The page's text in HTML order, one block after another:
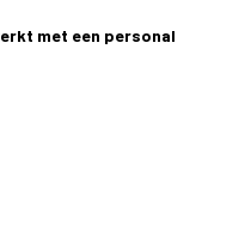
met een personal